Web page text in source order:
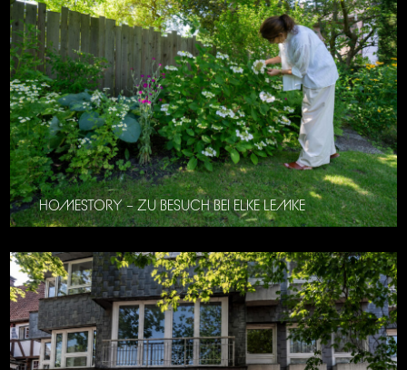
HOMESTORY – ZU BESUCH BEI ELKE LEMKE